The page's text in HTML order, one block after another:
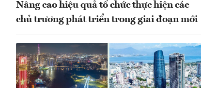
Nâng cao hiệu quả tổ chức thực hiện các
chủ trương phát triển trong giai đoạn mới